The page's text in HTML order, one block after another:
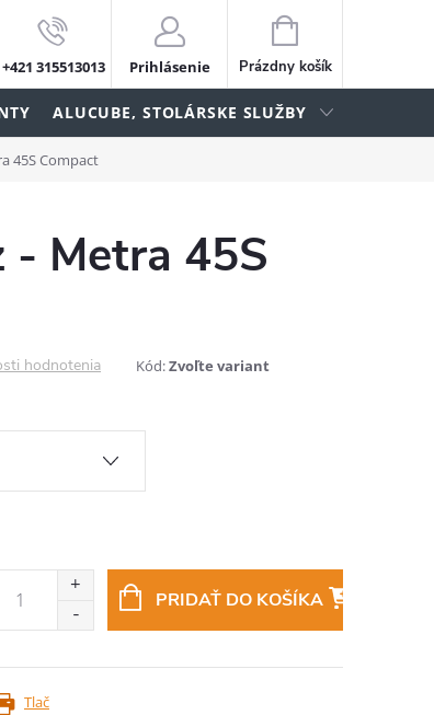
+421 315513013 Prihlásenie
NÁKUPNÝ
KOŠÍK
Prázdny košík
ALUCUBE, STOLÁRSKE SLUŽBY
45S Compact
- Metra 45S
hodnotenia Kód:Zvoľte variant
PRIDAŤ DO KOŠÍKA
Tlač